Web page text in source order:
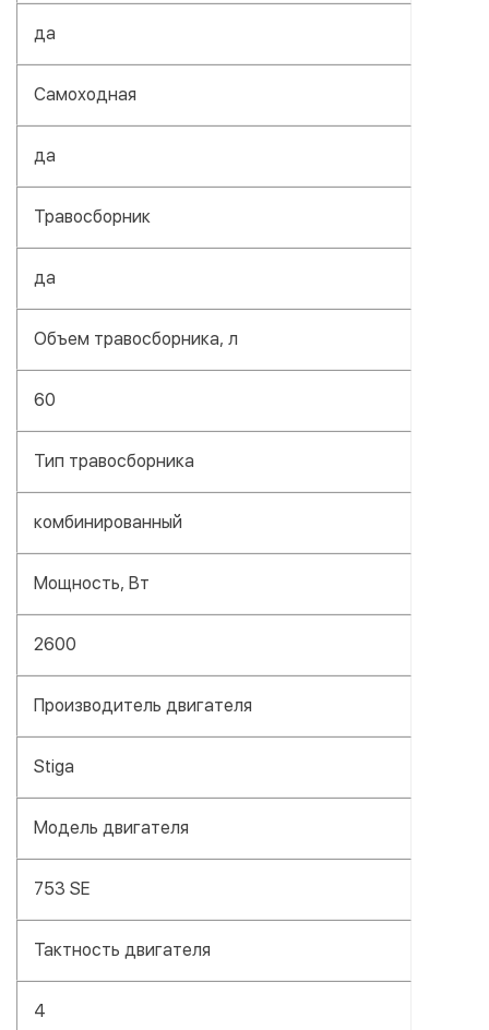
да
Самоходная
да
Травосборник
да
Объем травосборника, л
60
Тип травосборника
комбинированный
Мощность, Вт
2600
Производитель двигателя
Stiga
Модель двигателя
753 SE
Тактность двигателя
4